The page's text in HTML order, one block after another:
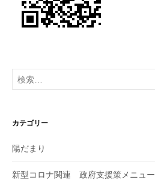
検
索:
カテゴリー
陽だまり
新型コロナ関連 政府支援策メニュー